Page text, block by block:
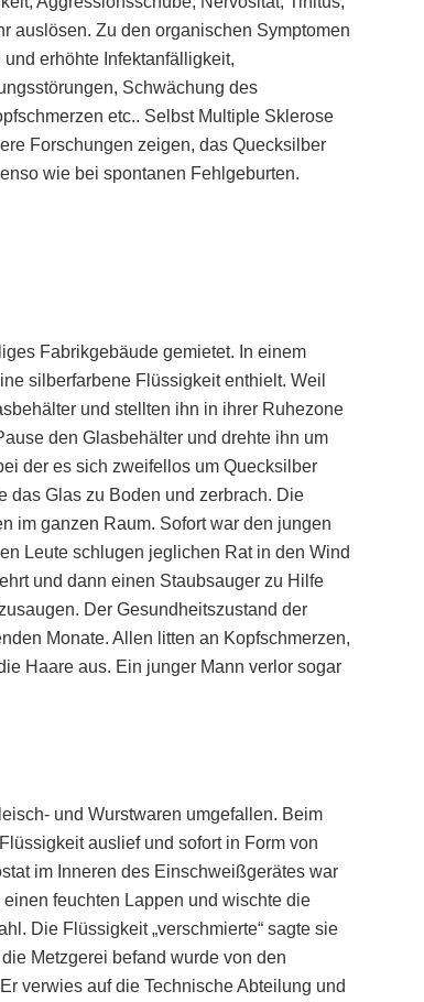
auslösen. Zu den organischen Symptomen
erhöhte Infektanfälligkeit,
Schwächung des
etc.. Selbst Multiple Sklerose
Forschungen zeigen, das Quecksilber
wie bei spontanen Fehlgeburten.
Fabrikgebäude gemietet. In einem
silberfarbene Flüssigkeit enthielt. Weil
und stellten ihn in ihrer Ruhezone
den Glasbehälter und drehte ihn um
der es sich zweifellos um Quecksilber
das Glas zu Boden und zerbrach. Die
im ganzen Raum. Sofort war den jungen
Leute schlugen jeglichen Rat in den Wind
und dann einen Staubsauger zu Hilfe
Der Gesundheitszustand der
Monate. Allen litten an Kopfschmerzen,
Haare aus. Ein junger Mann verlor sogar
und Wurstwaren umgefallen. Beim
auslief und sofort in Form von
im Inneren des Einschweißgerätes war
feuchten Lappen und wischte die
Die Flüssigkeit „verschmierte“ sagte sie
Metzgerei befand wurde von den
verwies auf die Technische Abteilung und